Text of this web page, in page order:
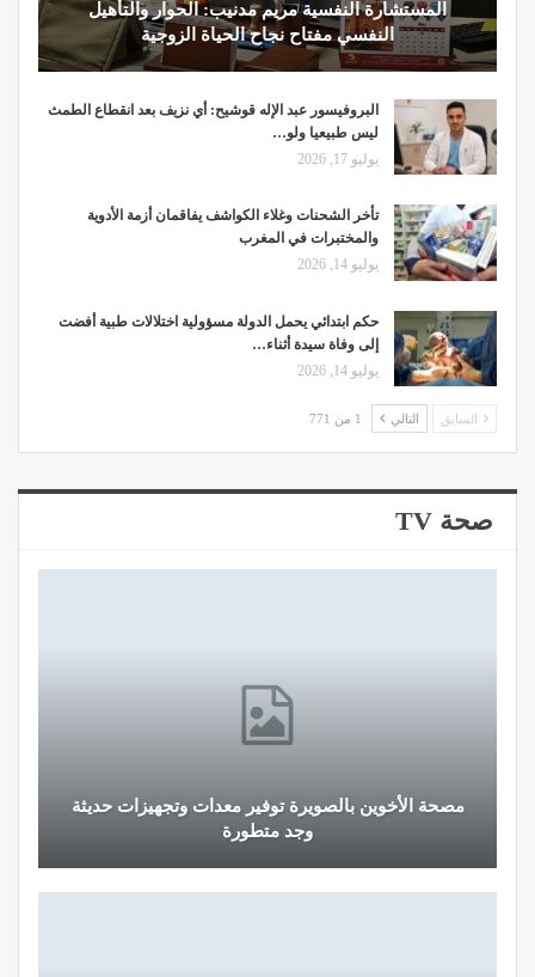
المستشارة النفسية مريم مدنيب: الحوار والتأهيل
النفسي مفتاح نجاح الحياة الزوجية
البروفيسور عبد الإله قوشيح: أي نزيف بعد انقطاع الطمث
ليس طبيعيا ولو…
يوليو 17, 2026
تأخر الشحنات وغلاء الكواشف يفاقمان أزمة الأدوية
والمختبرات في المغرب
يوليو 14, 2026
حكم ابتدائي يحمل الدولة مسؤولية اختلالات طبية أفضت
إلى وفاة سيدة أثناء…
يوليو 14, 2026
السابق التالي 1 من 771
صحة TV
الأخوين بالصويرة توفير معدات وتجهيزات حديثة
وجد متطورة